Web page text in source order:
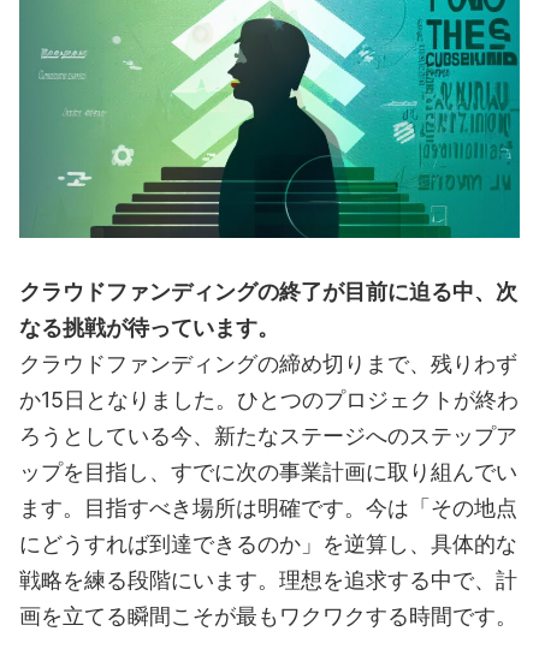
クラウドファンディングの終了が目前に迫る中、次
なる挑戦が待っています。
クラウドファンディングの締め切りまで、残りわず
か15日となりました。ひとつのプロジェクトが終わ
ろうとしている今、新たなステージへのステップア
ップを目指し、すでに次の事業計画に取り組んでい
ます。目指すべき場所は明確です。今は「その地点
にどうすれば到達できるのか」を逆算し、具体的な
戦略を練る段階にいます。理想を追求する中で、計
画を立てる瞬間こそが最もワクワクする時間です。